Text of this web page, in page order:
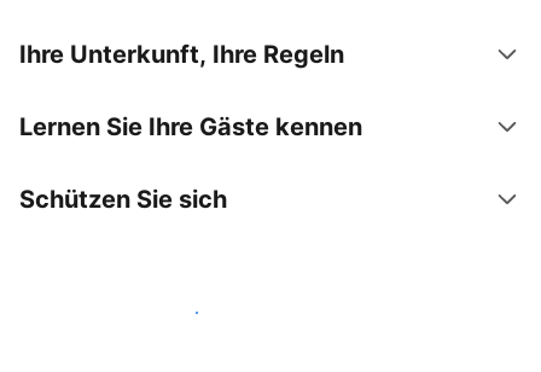
Ihre Unterkunft, Ihre Regeln
Lernen Sie Ihre Gäste kennen
Schützen Sie sich
Werden Sie noch heute Gastgeber